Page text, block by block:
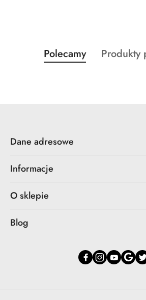
Pomiń karuzelę produktów
Produkty
o
Polecamy
Produkty
Produkty
Dane adresowe
Informacje
O sklepie
Blog